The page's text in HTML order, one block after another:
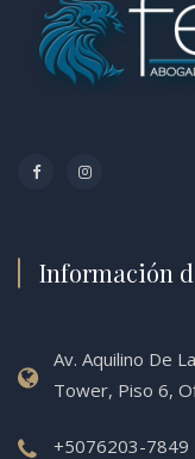
Información
Av. Aquilino De
Tower, Piso 6,
+5076203-7849